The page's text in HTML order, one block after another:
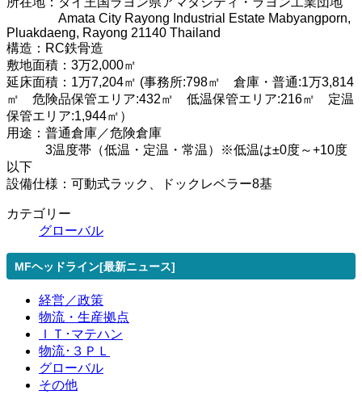
Amata City Rayong Industrial Estate Mabyangporn,
Pluakdaeng, Rayong 21140 Thailand
構造：RC鉄骨造
敷地面積：3万2,000㎡
延床面積：1万7,204㎡ (事務所:798㎡ 倉庫・普通:1万3,814
㎡ 危険品保管エリア:432㎡ 低温保管エリア:216㎡ 定温
保管エリア:1,944㎡）
用途：普通倉庫／危険倉庫
3温度帯（低温・定温・常温）※低温は±0度～+10度
以下
設備仕様：可動式ラック、ドックレベラー8基
カテゴリー
グローバル
MFヘッドライン[最新ニュース]
経営／政策
物流・生産拠点
ＩＴ･マテハン
物流･３ＰＬ
グローバル
その他